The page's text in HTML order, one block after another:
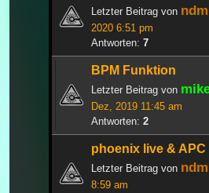
Letzter Beitrag von ndm
2020 6:51 pm
Antworten: 7
BPM Funktion
Letzter Beitrag von
Dez, 2019 11:45 am
Antworten: 2
phoenix live & APC
Letzter Beitrag von ndm
8:59 am